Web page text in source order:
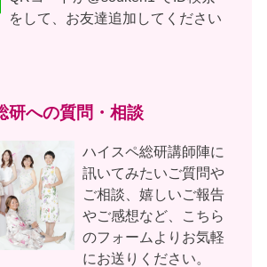
をして、お友達追加してください
研への質問・相談
ハイスペ総研講師陣に
訊いてみたいご質問や
ご相談、嬉しいご報告
やご感想など、こちら
のフォームよりお気軽
にお送りください。